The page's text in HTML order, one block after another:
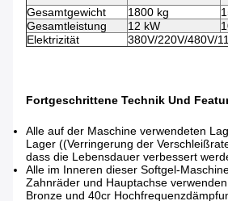
Gesamtgewicht
1800 kg
Gesamtleistung
12 kW
Elektrizität
380V/220V/480V/
Fortgeschrittene Technik Und
Alle auf der Maschine verwendeten
Lager ((Verringerung der
dass die Lebensdauer verbessert
Alle im Inneren dieser Softgel-
Zahnräder und Hauptachse
Bronze und 40cr